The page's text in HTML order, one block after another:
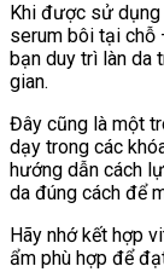
Khi được sử
serum bôi tại chỗ
bạn duy trì làn da
gian.
Đây cũng là một
dạy trong các
hướng dẫn cách
da đúng cách để
Hãy nhớ kết hợp
ẩm phù hợp để